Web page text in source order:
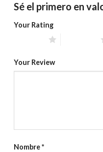
Sé el primero en
Your Rating
Your Review
Nombre*